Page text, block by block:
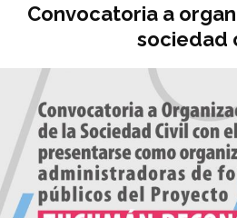
Convocatoria a
sociedad